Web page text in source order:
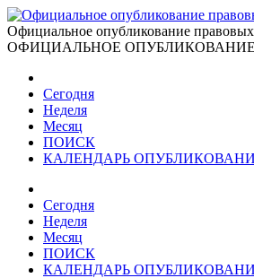
Официальное опубликование правовых
ОФИЦИАЛЬНОЕ ОПУБЛИКОВАНИЕ
Сегодня
Неделя
Месяц
ПОИСК
КАЛЕНДАРЬ
Сегодня
Неделя
Месяц
ПОИСК
КАЛЕНДАРЬ